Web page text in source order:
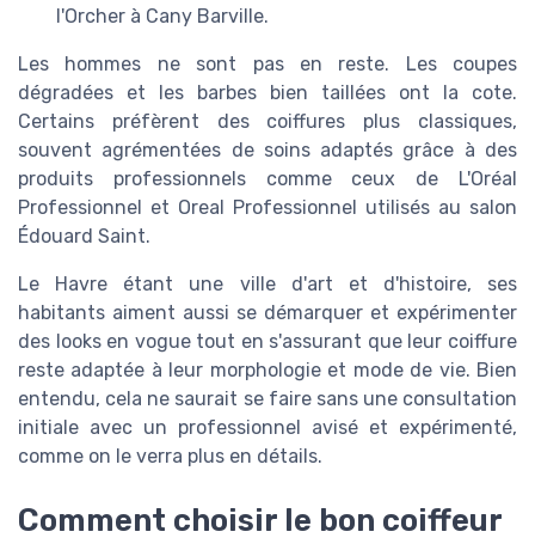
l'Orcher à Cany Barville.
Les hommes ne sont pas en reste. Les coupes
dégradées et les barbes bien taillées ont la cote.
Certains préfèrent des coiffures plus classiques,
souvent agrémentées de soins adaptés grâce à des
produits professionnels comme ceux de L'Oréal
Professionnel et Oreal Professionnel utilisés au salon
Édouard Saint.
Le Havre étant une ville d'art et d'histoire, ses
habitants aiment aussi se démarquer et expérimenter
des looks en vogue tout en s'assurant que leur coiffure
reste adaptée à leur morphologie et mode de vie. Bien
entendu, cela ne saurait se faire sans une consultation
initiale avec un professionnel avisé et expérimenté,
comme on le verra plus en détails.
Comment choisir le bon coiffeur